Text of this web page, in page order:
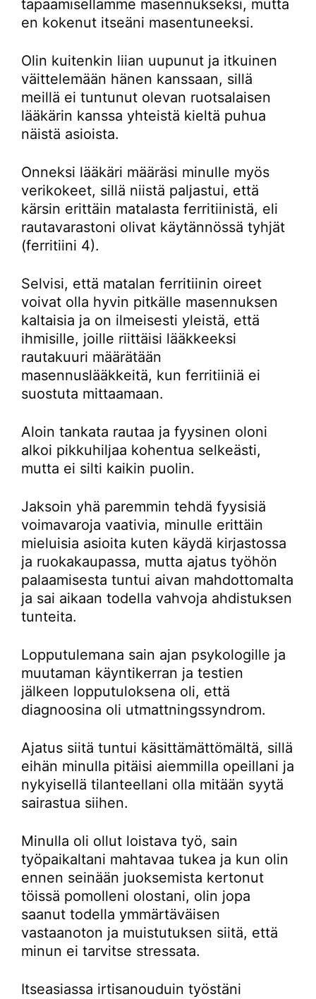
tapaamisellamme masennukseksi, mutta
en kokenut itseäni masentuneeksi.
Olin kuitenkin liian uupunut ja itkuinen
väittelemään hänen kanssaan, sillä
meillä ei tuntunut olevan ruotsalaisen
lääkärin kanssa yhteistä kieltä puhua
näistä asioista.
Onneksi lääkäri määräsi minulle myös
verikokeet, sillä niistä paljastui, että
kärsin erittäin matalasta ferritiinistä, eli
rautavarastoni olivat käytännössä tyhjät
(ferritiini 4).
Selvisi, että matalan ferritiinin oireet
voivat olla hyvin pitkälle masennuksen
kaltaisia ja on ilmeisesti yleistä, että
ihmisille, joille riittäisi lääkkeeksi
rautakuuri määrätään
masennuslääkkeitä, kun ferritiiniä ei
suostuta mittaamaan.
Aloin tankata rautaa ja fyysinen oloni
alkoi pikkuhiljaa kohentua selkeästi,
mutta ei silti kaikin puolin.
Jaksoin yhä paremmin tehdä fyysisiä
voimavaroja vaativia, minulle erittäin
mieluisia asioita kuten käydä kirjastossa
ja ruokakaupassa, mutta ajatus työhön
palaamisesta tuntui aivan mahdottomalta
ja sai aikaan todella vahvoja ahdistuksen
tunteita.
Lopputulemana sain ajan psykologille ja
muutaman käyntikerran ja testien
jälkeen lopputuloksena oli, että
diagnoosina oli utmattningssyndrom.
Ajatus siitä tuntui käsittämättömältä, sillä
eihän minulla pitäisi aiemmilla opeillani ja
nykyisellä tilanteellani olla mitään syytä
sairastua siihen.
Minulla oli ollut loistava työ, sain
työpaikaltani mahtavaa tukea ja kun olin
ennen seinään juoksemista kertonut
töissä pomolleni olostani, olin jopa
saanut todella ymmärtäväisen
vastaanoton ja muistutuksen siitä, että
minun ei tarvitse stressata.
Itseasiassa irtisanouduin työstäni